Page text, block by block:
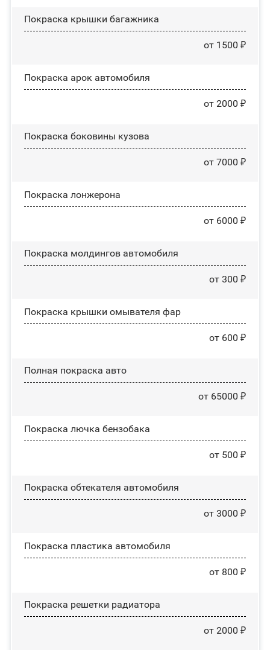
Покраска крышки багажника
от 1500 ₽
Покраска арок автомобиля
от 2000 ₽
Покраска боковины кузова
от 7000 ₽
Покраска лонжерона
от 6000 ₽
Покраска молдингов автомобиля
от 300 ₽
Покраска крышки омывателя фар
от 600 ₽
Полная покраска авто
от 65000 ₽
Покраска лючка бензобака
от 500 ₽
Покраска обтекателя автомобиля
от 3000 ₽
Покраска пластика автомобиля
от 800 ₽
Покраска решетки радиатора
от 2000 ₽